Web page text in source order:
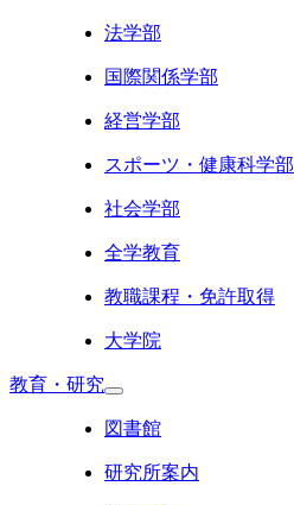
法学部
国際関係学部
経営学部
スポーツ・健康科学部
社会学部
全学教育
教職課程・免許取得
大学院
教育・研究
図書館
研究所案内